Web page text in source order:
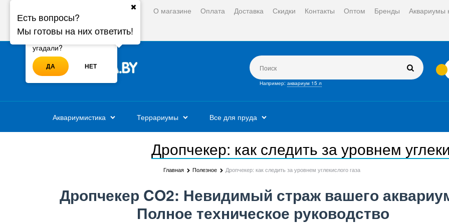
О магазине Оплата Доставка Скидки Контакты Оптом Бренды Аквариумы
Войти Регистрация
Например: аквариум 15 л
Аквариумистика Террариумы Все для пруда
Дропчекер: как следить за уровнем
Главная Полезное Дропчекер: как следить за уровнем углекислого газа
Дропчекер CO2: Невидимый страж вашего
Полное техническое руководство
Ваш город - Минск,
угадали?
ДА НЕТ
Есть вопросы?
Мы готовы на них ответить!